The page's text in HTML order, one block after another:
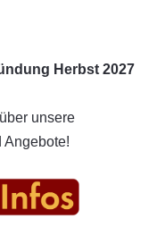
Herbst 2027
unsere
Angebote!